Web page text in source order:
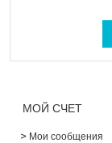
МОЙ СЧЕТ
Мои сообщения